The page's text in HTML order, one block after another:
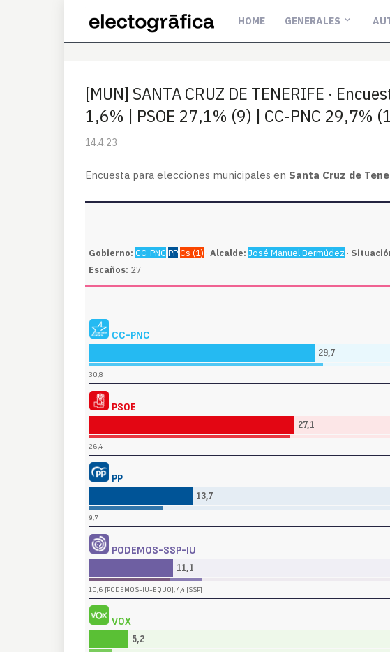
HOME GENERALES
[MUN] SANTA CRUZ DE TENERIFE ·
1,6% | PSOE 27,1% (9) | CC-PNC 29,7%
14.4.23
Encuesta para elecciones municipales en Santa Cruz de
Gobierno: CC-PNCPPCs (1) · Alcalde: José Manuel Bermúdez ·
Escaños: 27
CC-PNC
29,7
30,8
PSOE
27,1
26,4
PP
13,7
9,7
PODEMOS-SSP-IU
11,1
10,6 [PODEMOS-IU-EQUO], 4,4 [SSP]
VOX
5,2